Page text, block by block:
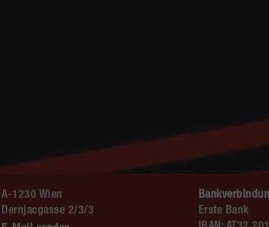
A-1230 Wien
Dernjacgasse 2/3/3
Erste Bank